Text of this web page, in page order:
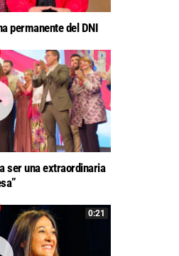
permanente del DNI
ser una extraordinaria
0:21